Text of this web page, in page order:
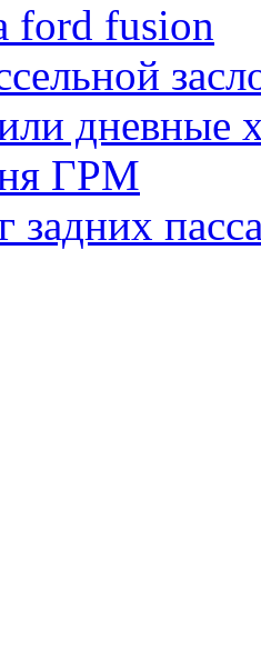
ford fusion
дневные
ГРМ
задних